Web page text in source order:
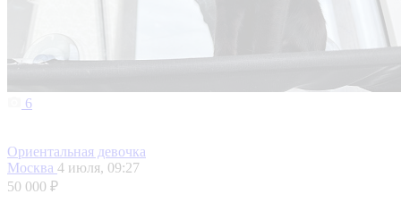
6
Ориентальная девочка
Москва 4 июля, 09:27
50 000 ₽